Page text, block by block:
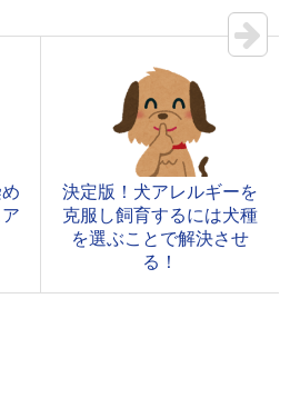
決定版！犬アレルギーを
克服し飼育するには犬種
を選ぶことで解決させ
る！